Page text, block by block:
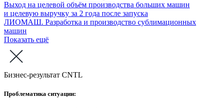
Выход на целевой объём производства больших машин
и целевую выручку за 2 года после запуска
ЛИОМАШ. Разработка и производство сублимационных
машин
Показать ещё
Бизнес-результат CNTL
Проблематика ситуации: